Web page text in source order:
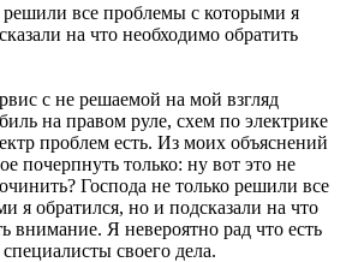
решили все проблемы с которыми я
на что необходимо обратить
с не решаемой на мой взгляд
на правом руле, схем по электрике
проблем есть. Из моих объяснений
почерпнуть только: ну вот это не
Господа не только решили все
я обратился, но и подсказали на что
внимание. Я невероятно рад что есть
своего дела.